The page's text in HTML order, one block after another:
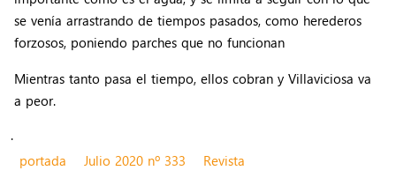
se venía arrastrando de tiempos pasados, como herederos
forzosos, poniendo parches que no funcionan
Mientras tanto pasa el tiempo, ellos cobran y Villaviciosa va
a peor.
.
portada
Julio 2020 nº 333 Revista